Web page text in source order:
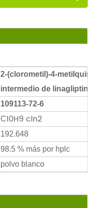
2-(clorometil)-4-
intermedio de linagliptina
109113-72-6
C10H9 cln2
192.648
98.5 % más por hplc
polvo blanco